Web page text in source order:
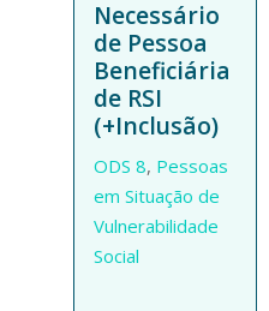
Necessário
de Pessoa
Beneficiária
de RSI
(+Inclusão)
ODS 8, Pessoas
em Situação de
Vulnerabilidade
Social